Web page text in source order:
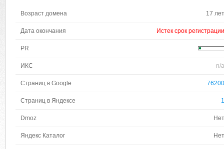
Возраст домена 17 лет
Дата окончания Истек срок регистрации
PR
ИКС n/a
Страниц в Google 76200
Страниц в Яндексе 1
Dmoz Нет
Яндекс Каталог Нет